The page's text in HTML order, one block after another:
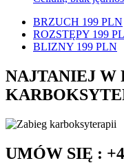
BRZUCH 199 PLN
ROZSTĘPY 199
BLIZNY 199 PLN
NAJTANIEJ W
UMÓW SIĘ :